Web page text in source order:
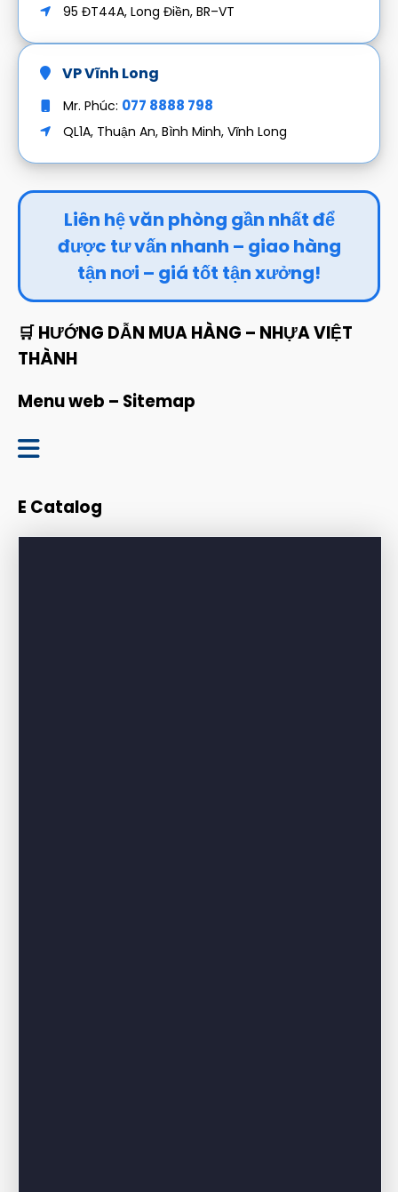
95 ĐT44A, Long Điền, BR–VT
VP Vĩnh Long
Mr. Phúc: 077 8888 798
QL1A, Thuận An, Bình Minh, Vĩnh Long
Liên hệ văn phòng gần nhất để
được tư vấn nhanh – giao hàng
tận nơi – giá tốt tận xưởng!
🛒 HƯỚNG DẪN MUA HÀNG – NHỰA VIỆT
THÀNH
Menu web – Sitemap
Giới thiệu
E Catalog